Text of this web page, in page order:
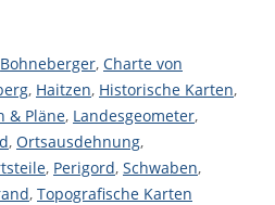
Bohneberger, Charte von
, Haitzen, Historische Karten,
& Pläne, Landesgeometer,
, Ortsausdehnung,
, Perigord, Schwaben,
, Topografische Karten